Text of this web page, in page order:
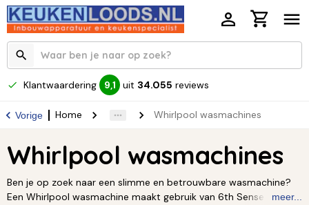
Klantwaardering 9,1 uit 34.055 reviews
Vorige Home Whirlpool wasmachines
Whirlpool wasmachines
Ben je op zoek naar een slimme en betrouwbare wasmachine?
Een Whirlpool wasmachine maakt gebruik van 6th Sense-
meer...